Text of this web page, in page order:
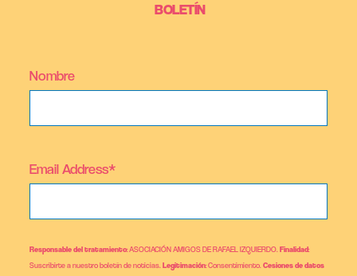
BOLETÍN
Nombre
Email Address*
Responsable del tratamiento: ASOCIACIÓN AMIGOS DE RAFAEL IZQUIERDO.Finalidad:
Suscribirte a nuestro boletín de noticias.Legitimación: Consentimiento.Cesiones de datos